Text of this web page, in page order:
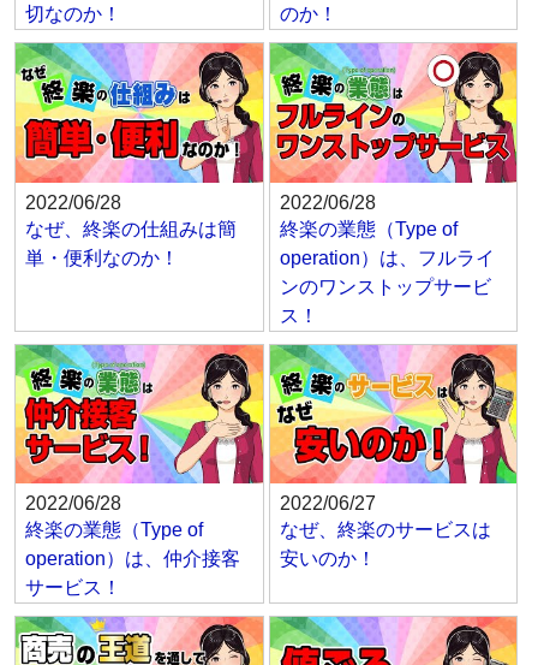
切なのか！ のか！
2022/06/28
なぜ、終楽の仕組みは簡
単・便利なのか！
2022/06/28
終楽の業態（Type of
operation）は、フルライ
ンのワンストップサービ
ス！
2022/06/28
終楽の業態（Type of
operation）は、仲介接客
サービス！
2022/06/27
なぜ、終楽のサービスは
安いのか！